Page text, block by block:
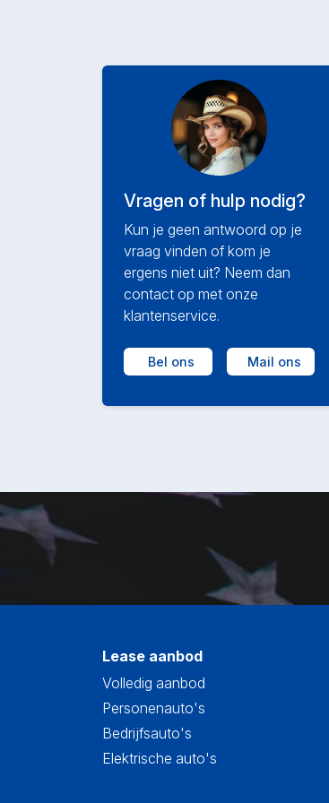
Vragen of hulp nodig?
Kun je geen antwoord op je
vraag vinden of kom je
ergens niet uit? Neem dan
contact op met onze
klantenservice.
Bel ons Mail ons
Lease aanbod
Volledig aanbod
Personenauto's
Bedrijfsauto's
Elektrische auto's